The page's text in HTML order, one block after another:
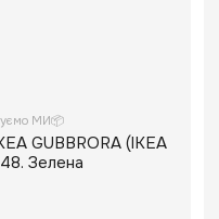
МИ📦
GUBBRORA (ІКЕА
Зелена